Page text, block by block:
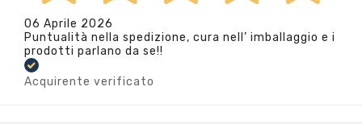
06 Aprile 2026
Puntualità nella spedizione, cura nell’ imballaggio e i
prodotti parlano da se!!
Acquirente verificato